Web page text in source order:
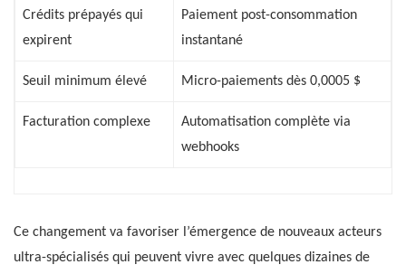
Crédits prépayés qui
expirent
Paiement post-consommation
instantané
Seuil minimum élevé Micro-paiements dès 0,0005 $
Facturation complexe
Automatisation complète via
webhooks
Ce changement va favoriser l’émergence de nouveaux acteurs
ultra-spécialisés qui peuvent vivre avec quelques dizaines de